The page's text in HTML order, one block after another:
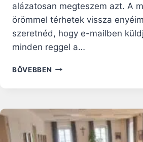
alázatosan megteszem azt. A
örömmel térhetek vissza
szeretnéd, hogy e-mailben
minden reggel a…
BŐVEBBEN PÁRBESZÉD
KÖZÖTT
–
NAGYBÖJTI